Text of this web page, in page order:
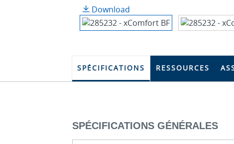
Download
SPÉCIFICATIONS RESSOURCES
SPÉCIFICATIONS GÉNÉRALES